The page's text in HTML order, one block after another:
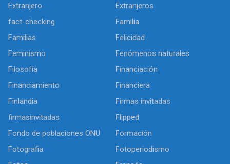
Extranjero
Extranjeros
fact-checking
Familia
Familias
Felicidad
Feminismo
Fenómenos naturales
Filosofía
Financiación
Financiamiento
Financiera
Finlandia
Firmas invitadas
firmasinvitadas
Flipped
Fondo de poblaciones ONU
Formación
Fotografia
Fotoperiodismo